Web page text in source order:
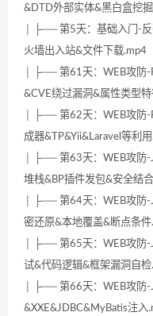
&DTD外部实体&黑白盒挖
│ ├── 第5天：基础入门-
火墙出入站&文件下载.mp4
│ ├── 第61天：WEB攻防-
&CVE绕过漏洞&属性类型
│ ├── 第62天：WEB攻防-
成器&TP&Yii&Laravel等利
│ ├── 第63天：WEB攻防-
堆栈&BP插件发包&安全结
│ ├── 第64天：WEB攻防-
密还原&本地覆盖&断点条
│ ├── 第65天：WEB攻防-
试&代码逻辑&框架漏洞自
│ ├── 第66天：WEB攻防-
&XXE&JDBC&MyBatis注入